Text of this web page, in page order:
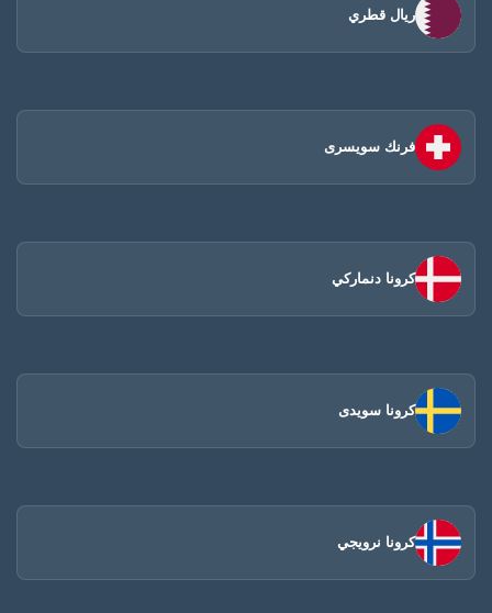
ريال قطري
فرنك سويسرى
كرونا دنماركي
كرونا سويدى
كرونا نرويجي